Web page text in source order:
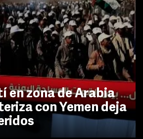
en zona de Arabia
con Yemen deja